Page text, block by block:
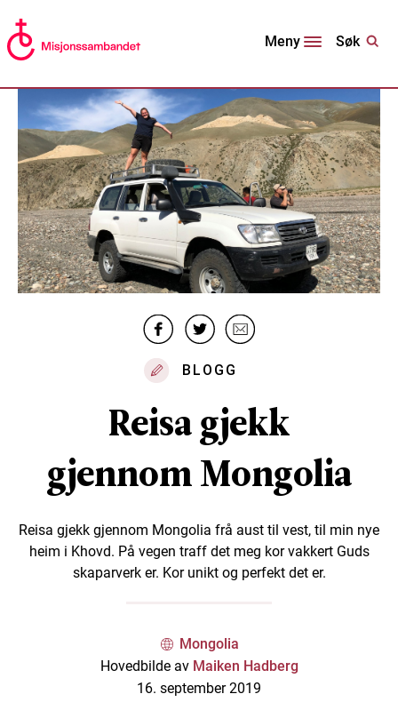
Meny Søk
BLOGG
Reisa gjekk
gjennom Mongolia
Reisa gjekk gjennom Mongolia frå aust til vest, til min nye
heim i Khovd. På vegen traff det meg kor vakkert Guds
skaparverk er. Kor unikt og perfekt det er.
Mongolia
Hovedbilde av Maiken Hadberg
16. september 2019